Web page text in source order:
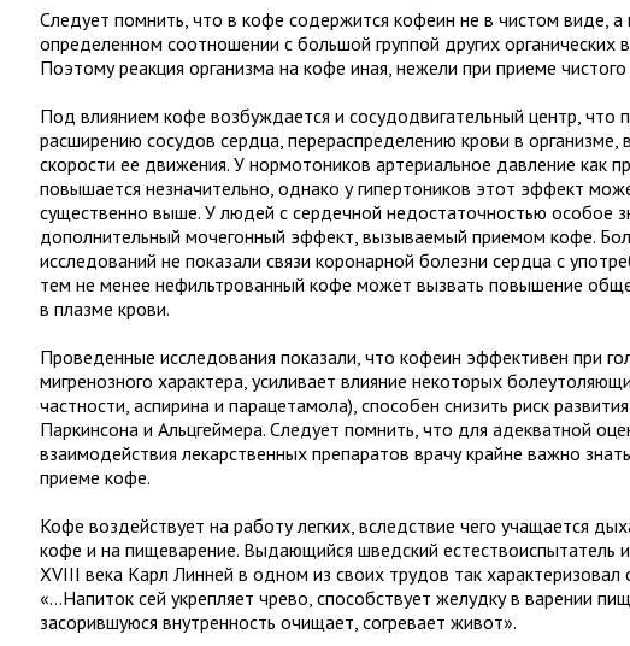
Следует помнить, что в кофе содержится кофеин не в чистом виде, а
определенном соотношении с большой группой других органических
Поэтому реакция организма на кофе иная, нежели при приеме
Под влиянием кофе возбуждается и сосудодвигательный центр, что
расширению сосудов сердца, перераспределению крови в организме,
скорости ее движения. У нормотоников артериальное давление как
повышается незначительно, однако у гипертоников этот эффект
существенно выше. У людей с сердечной недостаточностью особое
дополнительный мочегонный эффект, вызываемый приемом кофе.
исследований не показали связи коронарной болезни сердца с
тем не менее нефильтрованный кофе может вызвать повышение
в плазме крови.
Проведенные исследования показали, что кофеин эффективен при
мигренозного характера, усиливает влияние некоторых
частности, аспирина и парацетамола), способен снизить риск
Паркинсона и Альцгеймера. Следует помнить, что для адекватной
взаимодействия лекарственных препаратов врачу крайне важно
приеме кофе.
Кофе воздействует на работу легких, вследствие чего учащается
кофе и на пищеварение. Выдающийся шведский естествоиспытатель и
XVIII века Карл Линней в одном из своих трудов так характеризовал
«...Напиток сей укрепляет чрево, способствует желудку в варении
засорившуюся внутренность очищает, согревает живот».